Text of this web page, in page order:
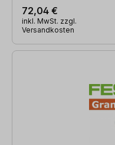
72,04 €
inkl. MwSt. zzgl.
Versandkosten